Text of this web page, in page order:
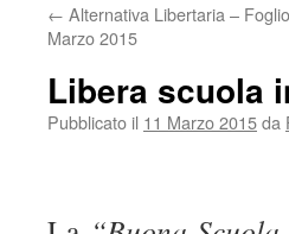
← Alternativa Libertaria –
Marzo 2015
Libera scuola
Pubblicato il 11 Marzo 2015da